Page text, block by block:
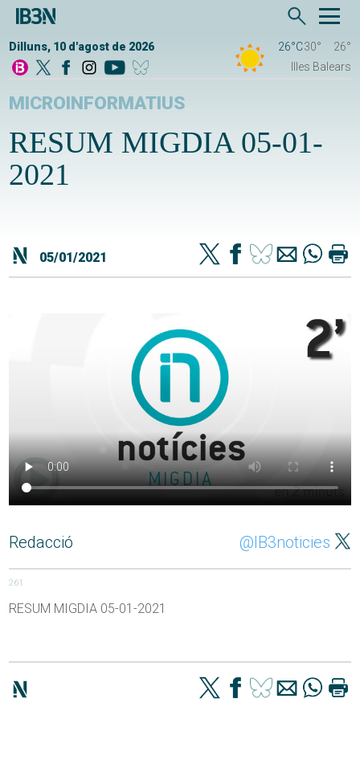
Dilluns, 10 d'agost de 2026 26°C30°
26°
Illes Balears
MICROINFORMATIUS
RESUM MIGDIA 05-01-
2021
05/01/2021
Redacció @IB3noticies
261
RESUM MIGDIA 05-01-2021